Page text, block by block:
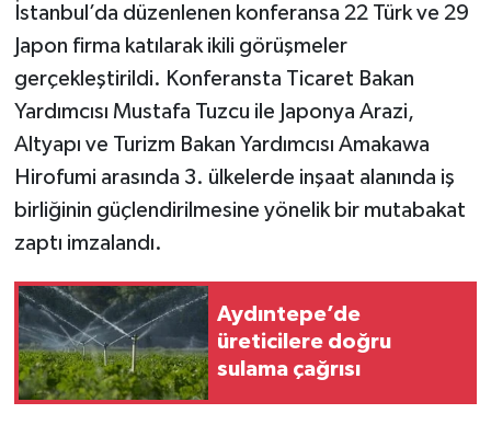
İstanbul’da düzenlenen konferansa 22 Türk ve 29
Japon firma katılarak ikili görüşmeler
gerçekleştirildi. Konferansta Ticaret Bakan
Yardımcısı Mustafa Tuzcu ile Japonya Arazi,
Altyapı ve Turizm Bakan Yardımcısı Amakawa
Hirofumi arasında 3. ülkelerde inşaat alanında iş
birliğinin güçlendirilmesine yönelik bir mutabakat
zaptı imzalandı.
Aydıntepe’de
üreticilere doğru
sulama çağrısı